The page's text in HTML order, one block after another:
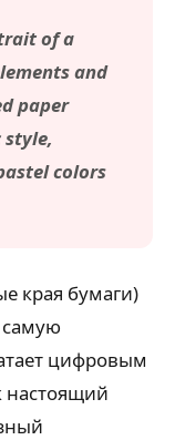
of a
and
paper
colors
края бумаги)
самую
цифровым
настоящий